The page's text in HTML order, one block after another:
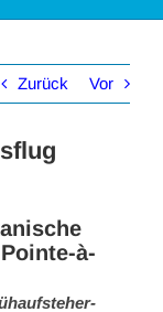
Zurück Vor
à-